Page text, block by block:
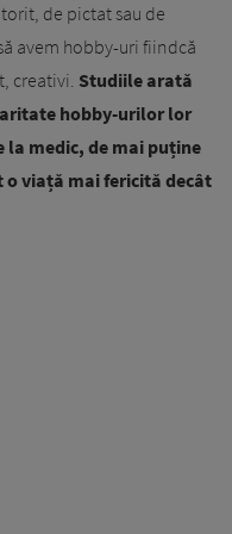
de pictat sau de
avem hobby-uri fiindcă
creativi. Studiile arată
hobby-urilor lor
la medic, de mai puține
o viață mai fericită decât